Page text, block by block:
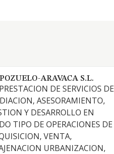
ARAVACA S.L.
DE SERVICIOS DE
ASESORAMIENTO,
Y DESARROLLO EN
TIPO DE OPERACIONES DE
VENTA,
URBANIZACION,